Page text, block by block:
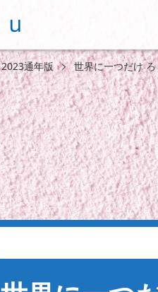
2023通年版 世界に一つだけ